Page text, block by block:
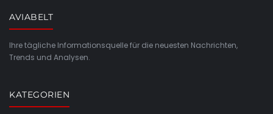
AVIABELT
Ihre tägliche Informationsquelle für die neuesten Nachrichten,
Trends und Analysen.
KATEGORIEN